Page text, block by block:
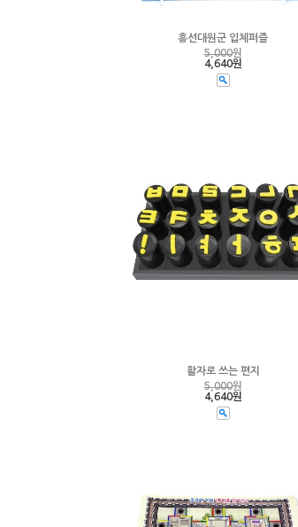
흥선대원군 입체퍼즐
5,000원
4,640원
활자로 쓰는 편지
5,000원
4,640원